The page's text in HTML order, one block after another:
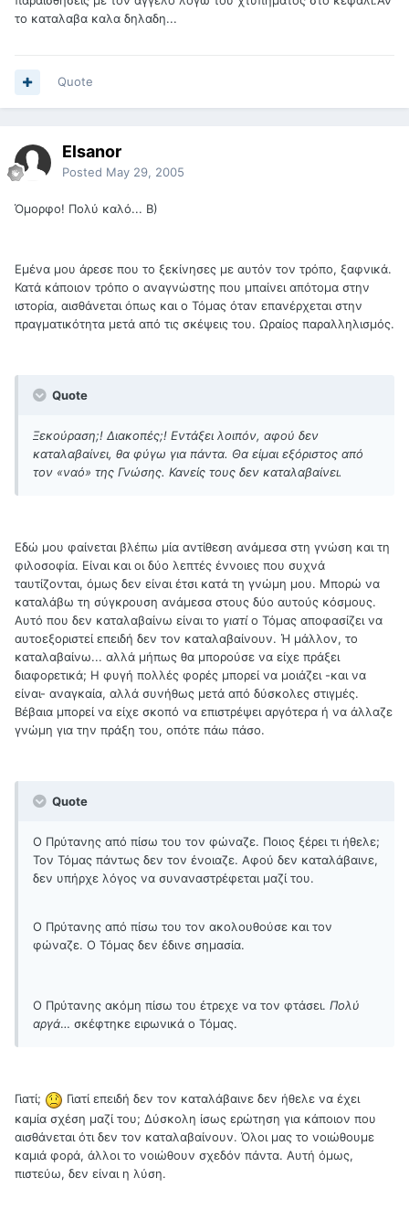
το καταλαβα καλα δηλαδη...
Quote
Elsanor
Posted May 29, 2005
Όμορφο! Πολύ καλό... B)
Εμένα μου άρεσε που το ξεκίνησες με αυτόν τον τρόπο, ξαφνικά.
Κατά κάποιον τρόπο ο αναγνώστης που μπαίνει απότομα στην
ιστορία, αισθάνεται όπως και ο Τόμας όταν επανέρχεται στην
πραγματικότητα μετά από τις σκέψεις του. Ωραίος παραλληλισμός.
Quote
Ξεκούραση;! Διακοπές;! Εντάξει λοιπόν, αφού δεν
καταλαβαίνει, θα φύγω για πάντα. Θα είμαι εξόριστος από
τον «ναό» της Γνώσης. Κανείς τους δεν καταλαβαίνει.
Εδώ μου φαίνεται βλέπω μία αντίθεση ανάμεσα στη γνώση και τη
φιλοσοφία. Είναι και οι δύο λεπτές έννοιες που συχνά
ταυτίζονται, όμως δεν είναι έτσι κατά τη γνώμη μου. Μπορώ να
καταλάβω τη σύγκρουση ανάμεσα στους δύο αυτούς κόσμους.
Αυτό που δεν καταλαβαίνω είναι το γιατίο Τόμας αποφασίζει να
αυτοεξοριστεί επειδή δεν τον καταλαβαίνουν. Ή μάλλον, το
καταλαβαίνω... αλλά μήπως θα μπορούσε να είχε πράξει
διαφορετικά; Η φυγή πολλές φορές μπορεί να μοιάζει -και να
είναι- αναγκαία, αλλά συνήθως μετά από δύσκολες στιγμές.
Βέβαια μπορεί να είχε σκοπό να επιστρέψει αργότερα ή να άλλαζε
γνώμη για την πράξη του, οπότε πάω πάσο.
Quote
Ο Πρύτανης από πίσω του τον φώναζε. Ποιος ξέρει τι ήθελε;
Τον Τόμας πάντως δεν τον ένοιαζε. Αφού δεν καταλάβαινε,
δεν υπήρχε λόγος να συναναστρέφεται μαζί του.
Ο Πρύτανης από πίσω του τον ακολουθούσε και τον
φώναζε. Ο Τόμας δεν έδινε σημασία.
Ο Πρύτανης ακόμη πίσω του έτρεχε να τον φτάσει. Πολύ
αργά… σκέφτηκε ειρωνικά ο Τόμας.
Γιατί;
Γιατί επειδή δεν τον καταλάβαινε δεν ήθελε να έχει
καμία σχέση μαζί του; Δύσκολη ίσως ερώτηση για κάποιον που
αισθάνεται ότι δεν τον καταλαβαίνουν. Όλοι μας το νοιώθουμε
καμιά φορά, άλλοι το νοιώθουν σχεδόν πάντα. Αυτή όμως,
πιστεύω, δεν είναι η λύση.